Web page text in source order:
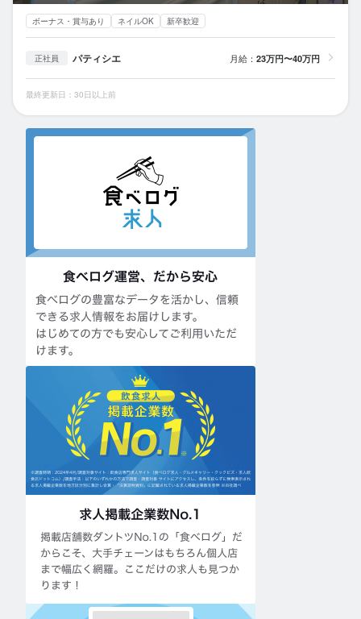
ボーナス・賞与あり ネイルOK 新卒歓迎
正社員 パティシエ 月給： 23万円〜40万円
最終更新日：30日以上前